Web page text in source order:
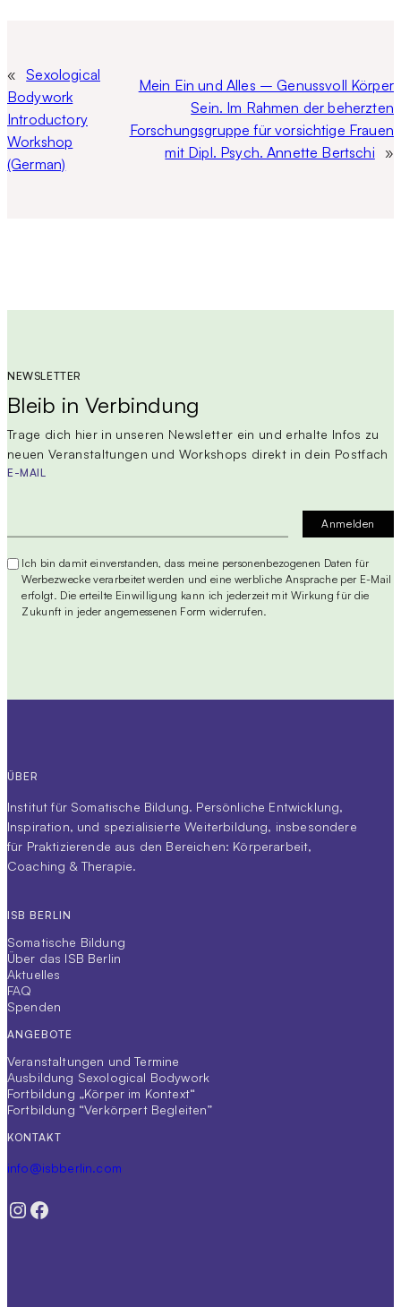
«
Sexological
Bodywork
Introductory
Workshop
(German)
Mein Ein und Alles – Genussvoll Körper
Sein. Im Rahmen der beherzten
Forschungsgruppe für vorsichtige Frauen
mit Dipl. Psych. Annette Bertschi
»
NEWSLETTER
Bleib in Verbindung
Trage dich hier in unseren Newsletter ein und erhalte Infos zu
neuen Veranstaltungen und Workshops direkt in dein Postfach
E-MAIL
Ich bin damit einverstanden, dass meine personenbezogenen Daten für
Werbezwecke verarbeitet werden und eine werbliche Ansprache per E-Mail
erfolgt. Die erteilte Einwilligung kann ich jederzeit mit Wirkung für die
Zukunft in jeder angemessenen Form widerrufen.
ÜBER
Institut für Somatische Bildung. Persönliche Entwicklung,
Inspiration, und spezialisierte Weiterbildung, insbesondere
für Praktizierende aus den Bereichen: Körperarbeit,
Coaching & Therapie.
ISB BERLIN
Somatische Bildung
Über das ISB Berlin
Aktuelles
FAQ
Spenden
ANGEBOTE
Veranstaltungen und Termine
Ausbildung Sexological Bodywork
Fortbildung „Körper im Kontext“
Fortbildung “Verkörpert Begleiten”
KONTAKT
info@isbberlin.com
Instagram Facebook